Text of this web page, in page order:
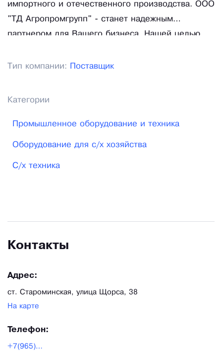
импортного и отечественного производства. ООО
"ТД Агропромгрупп" - станет надежным
партнером для Вашего бизнеса. Нашей целью
современной, высокоточной и
доводить дело до конца, мы способны
Тип компании: Поставщик
Категории
Промышленное оборудование и техника
Оборудование для с/х хозяйства
С/х техника
Контакты
Адрес:
ст. Староминская, улица Щорса, 38
На карте
Телефон:
+7(965)471-81-68